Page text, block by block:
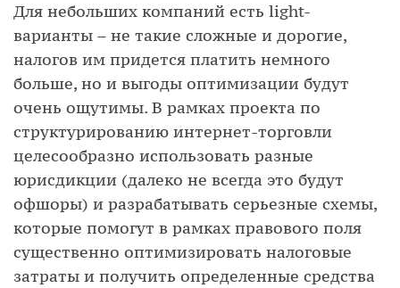
Для небольших компаний есть light-
варианты – не такие сложные и дорогие,
налогов им придется платить немного
больше, но и выгоды оптимизации будут
очень ощутимы. В рамках проекта по
структурированию интернет-торговли
целесообразно использовать разные
юрисдикции (далеко не всегда это будут
офшоры) и разрабатывать серьезные схемы,
которые помогут в рамках правового поля
существенно оптимизировать налоговые
затраты и получить определенные средства